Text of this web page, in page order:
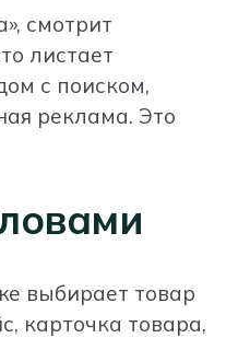
смотрит
листает
с поиском,
реклама. Это
выбирает товар
карточка товара,